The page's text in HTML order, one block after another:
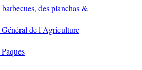
des planchas &
de l'Agriculture